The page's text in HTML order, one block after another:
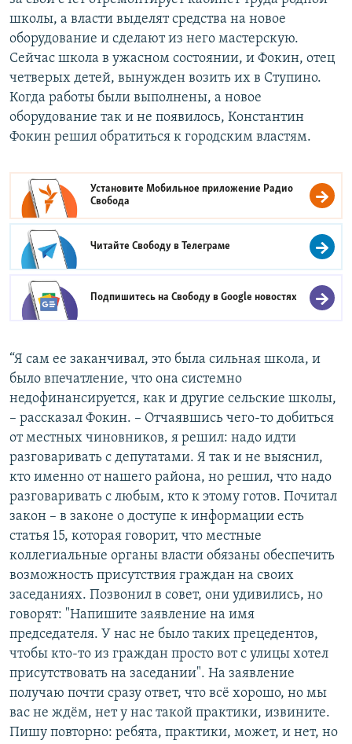
школы, а власти выделят средства на новое
оборудование и сделают из него мастерскую.
Сейчас школа в ужасном состоянии, и Фокин, отец
четверых детей, вынужден возить их в Ступино.
Когда работы были выполнены, а новое
оборудование так и не появилось, Константин
Фокин решил обратиться к городским властям.
Установите Мобильное приложение Радио
Свобода
Читайте Свободу вТелеграме
Подпишитесь на Свободу вGoogle новостях
“Я сам ее заканчивал, это была сильная школа, и
было впечатление, что она системно
недофинансируется, как и другие сельские школы,
– рассказал Фокин. – Отчаявшись чего-то добиться
от местных чиновников, я решил: надо идти
разговаривать с депутатами. Я так и не выяснил,
кто именно от нашего района, но решил, что надо
разговаривать с любым, кто к этому готов. Почитал
закон – в законе о доступе к информации есть
статья 15, которая говорит, что местные
коллегиальные органы власти обязаны обеспечить
возможность присутствия граждан на своих
заседаниях. Позвонил в совет, они удивились, но
говорят: "Напишите заявление на имя
председателя. У нас не было таких прецедентов,
чтобы кто-то из граждан просто вот с улицы хотел
присутствовать на заседании". На заявление
получаю почти сразу ответ, что всё хорошо, но мы
вас не ждём, нет у нас такой практики, извините.
Пишу повторно: ребята, практики, может, и нет, но